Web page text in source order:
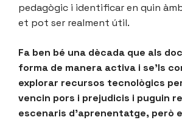
pedagògic i identificar en quin
et pot ser realment útil.
Fa ben bé una dècada que als
forma de manera activa i se’ls
explorar recursos tecnològics
vencin pors i prejudicis i puguin
escenaris d’aprenentatge, però